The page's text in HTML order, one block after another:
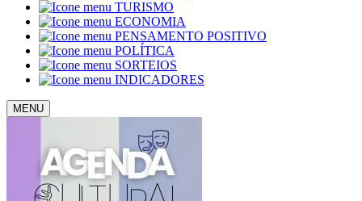
TURISMO
ECONOMIA
PENSAMENTO POSITIVO
POLÍTICA
SORTEIOS
INDICADORES
MENU